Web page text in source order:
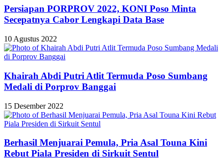
Persiapan PORPROV 2022, KONI Poso Minta
Secepatnya Cabor Lengkapi Data Base
10 Agustus 2022
Khairah Abdi Putri Atlit Termuda Poso Sumbang
Medali di Porprov Banggai
15 Desember 2022
Berhasil Menjuarai Pemula, Pria Asal Touna Kini
Rebut Piala Presiden di Sirkuit Sentul